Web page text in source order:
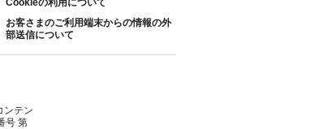
お客さまのご利用端末からの情報の外
部送信について
ンテン
号 第